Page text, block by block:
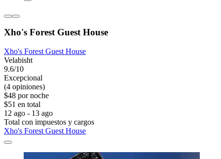
Xho's Forest Guest House
Xho's Forest Guest House
Velabisht
9.6/10
Excepcional
(4 opiniones)
$48 por noche
$51 en total
12 ago - 13 ago
Total con impuestos y cargos
Xho's Forest Guest House